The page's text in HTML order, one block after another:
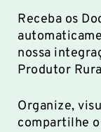
Receba os
nossa
Produtor
Organize,
compartilhe